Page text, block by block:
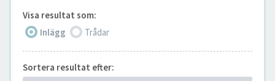
Visa resultat som:
Inlägg
Trådar
Sortera resultat efter: